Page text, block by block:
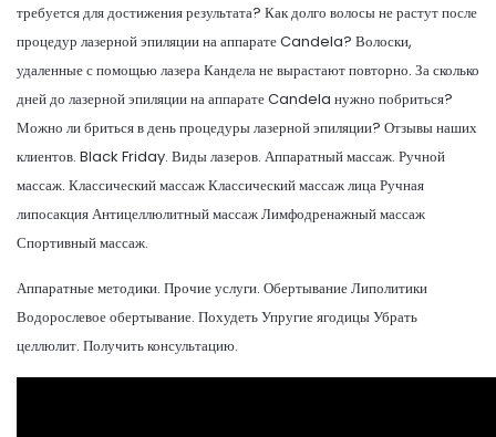
требуется для достижения результата? Как долго волосы не растут после
процедур лазерной эпиляции на аппарате Candela? Волоски,
удаленные с помощью лазера Кандела не вырастают повторно. За сколько
дней до лазерной эпиляции на аппарате Candela нужно побриться?
Можно ли бриться в день процедуры лазерной эпиляции? Отзывы наших
клиентов. Black Friday. Виды лазеров. Аппаратный массаж. Ручной
массаж. Классический массаж Классический массаж лица Ручная
липосакция Антицеллюлитный массаж Лимфодренажный массаж
Спортивный массаж.
Аппаратные методики. Прочие услуги. Обертывание Липолитики
Водорослевое обертывание. Похудеть Упругие ягодицы Убрать
целлюлит. Получить консультацию.